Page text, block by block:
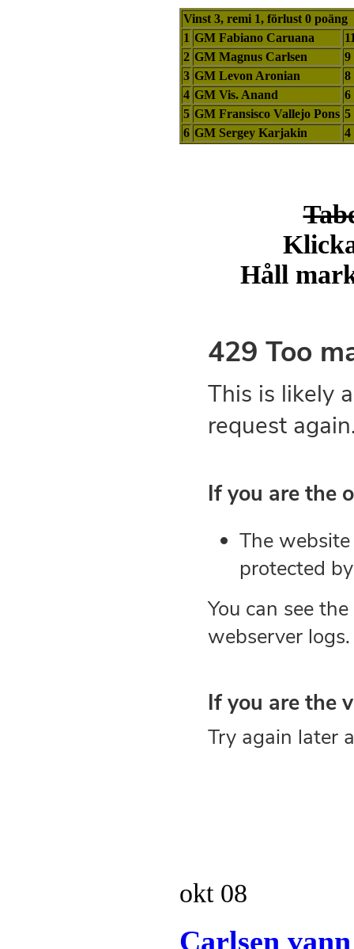
Vinst 3, remi 1, förlust 0 poäng
1 GM Fabiano Caruana
2 GM Magnus Carlsen
9
3 GM Levon Aronian
8
4 GM Vis. Anand
6
5 GM Fransisco Vallejo Pons 5
6 GM Sergey Karjakin 4
Håll
okt08
Carlsen